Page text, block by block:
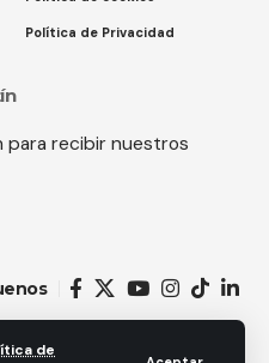
de
Política de Privacidad
para recibir nuestros